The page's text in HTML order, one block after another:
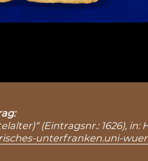
(Eintragsnr.: 1626),
unterfranken.uni-